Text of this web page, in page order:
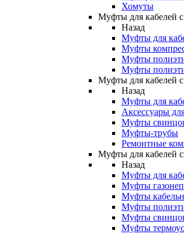
Хомуты
Муфты для кабелей
Назад
Муфты для
Муфты
Муфты
Муфты
Муфты для кабелей
Назад
Муфты для
Аксессуары
Муфты
Муфты-трубы
Ремонтные
Муфты для кабелей
Назад
Муфты для
Муфты
Муфты
Муфты
Муфты
Муфты